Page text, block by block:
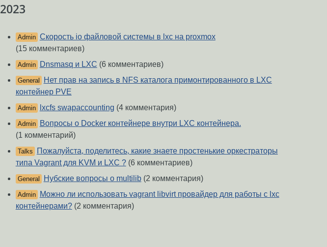
2023
Admin Скорость io файловой системы в lxc на proxmox
(15 комментариев)
Admin Dnsmasq и LXC (6 комментариев)
General
Нет прав на запись в NFS каталога примонтированного в LXC
контейнер PVE
Admin lxcfs swapaccounting (4 комментария)
Admin
Вопросы о Docker контейнере внутри LXC контейнера.
(1 комментарий)
Talks
Пожалуйста, поделитесь, какие знаете простенькие оркестраторы
типа Vagrant для KVM и LXC ?(6 комментариев)
General Нубские вопросы о multilib(2 комментария)
Admin
Можно ли использовать vagrant libvirt провайдер для работы с lxc
контейнерами?(2 комментария)